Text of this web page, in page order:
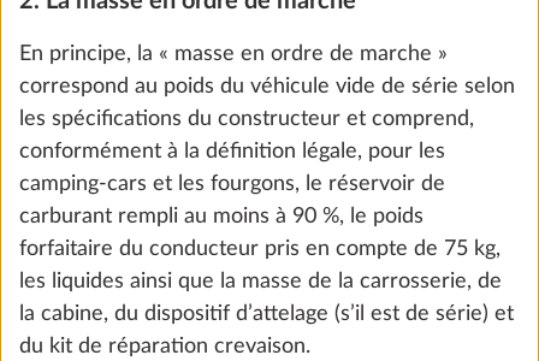
Augmentation de charge à 3 650 kg sans
modification technique
1
0,0 kg
309 €
Ajouter
En principe, la « masse en ordre de marche »
correspond au poids du véhicule vide de série selon
les spécifications du constructeur et comprend,
conformément à la définition légale, pour les
camping-cars et les fourgons, le réservoir de
carburant rempli au moins à 90 %, le poids
forfaitaire du conducteur pris en compte de 75 kg,
les liquides ainsi que la masse de la carrosserie, de
la cabine, du dispositif d’attelage (s’il est de série) et
du kit de réparation crevaison.